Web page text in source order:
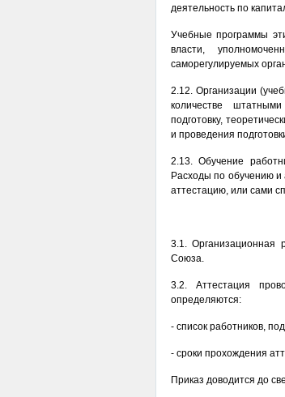
деятельность по
Учебные программы
власти,
саморегулируемых
2.12. Организации
количестве
подготовку,
и проведения
2.13. Обучение
Расходы по обучению и
аттестацию, или сами
3.1. Организационная
Союза.
3.2. Аттестация
определяются:
- список работников,
- сроки прохождения
Приказ доводится до